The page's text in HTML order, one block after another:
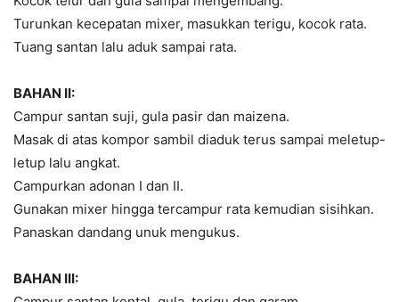
Turunkan kecepatan mixer, masukkan terigu, kocok rata.
Tuang santan lalu aduk sampai rata.
BAHAN II:
Campur santan suji, gula pasir dan maizena.
Masak di atas kompor sambil diaduk terus sampai meletup-
letup lalu angkat.
Campurkan adonan I dan II.
Gunakan mixer hingga tercampur rata kemudian sisihkan.
Panaskan dandang unuk mengukus.
BAHAN III: